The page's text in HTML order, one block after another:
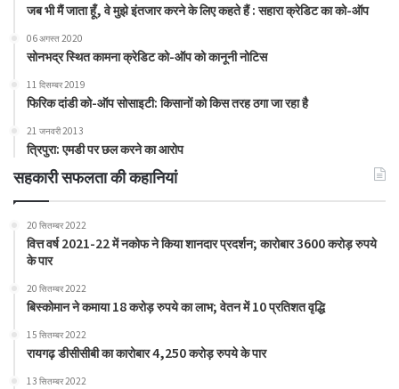
जब भी मैं जाता हूँ, वे मुझे इंतजार करने के लिए कहते हैं : सहारा क्रेडिट का को-ऑप
06 अगस्त 2020
सोनभद्र स्थित कामना क्रेडिट को-ऑप को कानूनी नोटिस
11 दिसम्बर 2019
फिरिक दांडी को-ऑप सोसाइटी: किसानों को किस तरह ठगा जा रहा है
21 जनवरी 2013
त्रिपुरा: एमडी पर छल करने का आरोप
सहकारी सफलता की कहानियां
20 सितम्बर 2022
वित्त वर्ष 2021-22 में नकोफ ने किया शानदार प्रदर्शन; कारोबार 3600 करोड़ रुपये
के पार
20 सितम्बर 2022
बिस्कोमान ने कमाया 18 करोड़ रुपये का लाभ; वेतन में 10 प्रतिशत वृद्धि
15 सितम्बर 2022
रायगढ़ डीसीसीबी का कारोबार 4,250 करोड़ रुपये के पार
13 सितम्बर 2022